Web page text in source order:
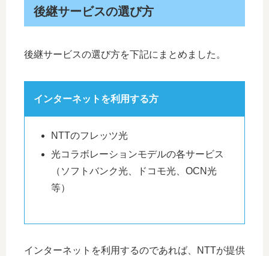
後継サービスの選び方
後継サービスの選び方を下記にまとめました。
インターネットを利用する方
NTTのフレッツ光
光コラボレーションモデルの各サービス
（ソフトバンク光、ドコモ光、OCN光
等）
インターネットを利用するのであれば、NTTが提供